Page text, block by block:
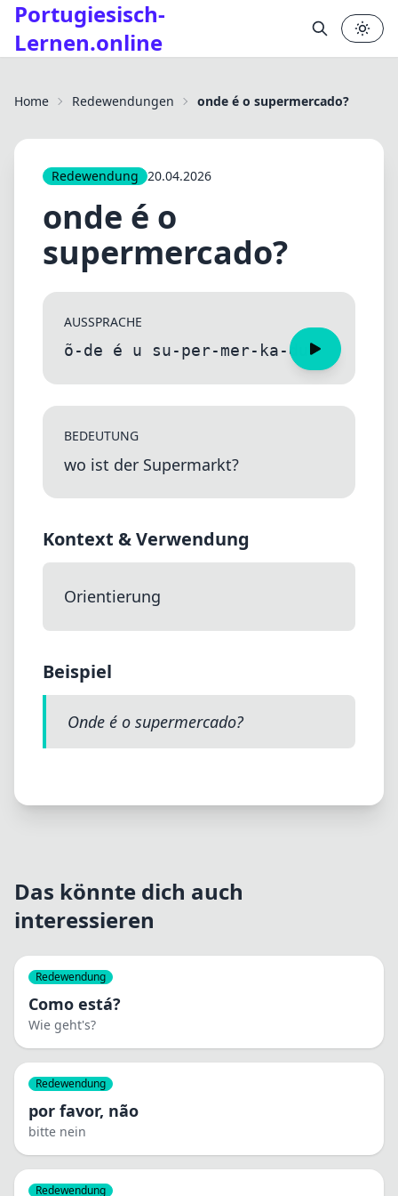
Portugiesisch-
Lernen.online
Home Redewendungen onde é o supermercado?
Redewendung 20.04.2026
onde é o
supermercado?
AUSSPRACHE
õ-de é u su-per-mer-ka-du?
BEDEUTUNG
wo ist der Supermarkt?
Kontext & Verwendung
Orientierung
Beispiel
Onde é o supermercado?
Das könnte dich auch
interessieren
Redewendung
Como está?
Wie geht's?
Redewendung
por favor, não
bitte nein
Redewendung